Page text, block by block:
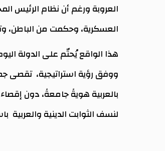
العروبة ورغم أن نظام الرئيس
العسكرية، وحكمت من الباطن،
هذا الواقع يُحتّم على الدولة
ووفق رؤية استراتيجية، تقصى
بالعربية هويةً جامعةً، دون
لنسف الثوابت الدينية والعربية